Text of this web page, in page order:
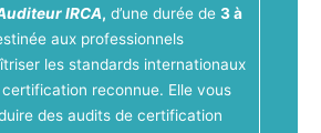
IRCA, d’une durée de 3 à
aux professionnels
les standards internationaux
reconnue. Elle vous
des audits de certification